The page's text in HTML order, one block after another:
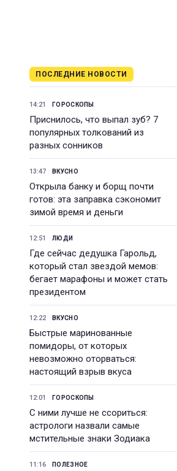
ПОСЛЕДНИЕ НОВОСТИ
14:21 ГОРОСКОПЫ
Приснилось, что выпал зуб? 7
популярных толкований из
разных сонников
13:47 ВКУСНО
Открыла банку и борщ почти
готов: эта заправка сэкономит
зимой время и деньги
12:51 ЛЮДИ
Где сейчас дедушка Гарольд,
который стал звездой мемов:
бегает марафоны и может стать
президентом
12:22 ВКУСНО
Быстрые маринованные
помидоры, от которых
невозможно оторваться:
настоящий взрыв вкуса
12:01 ГОРОСКОПЫ
С ними лучше не ссориться:
астрологи назвали самые
мстительные знаки Зодиака
11:16 ПОЛЕЗНОЕ